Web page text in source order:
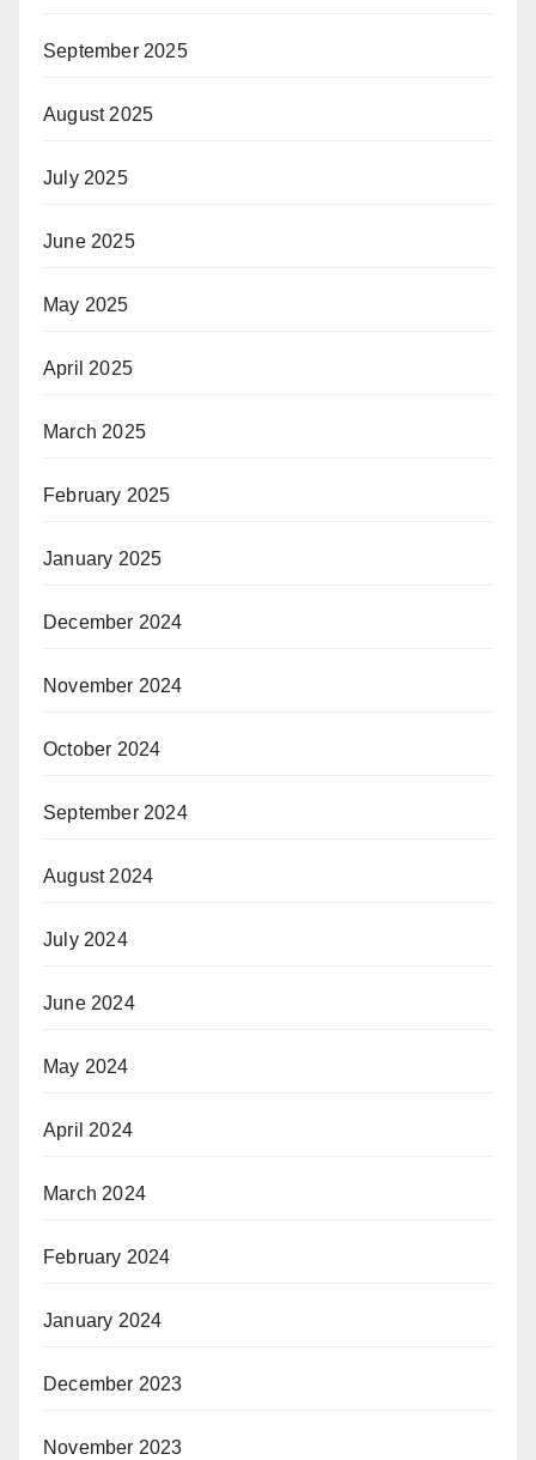
September 2025
August 2025
July 2025
June 2025
May 2025
April 2025
March 2025
February 2025
January 2025
December 2024
November 2024
October 2024
September 2024
August 2024
July 2024
June 2024
May 2024
April 2024
March 2024
February 2024
January 2024
December 2023
November 2023